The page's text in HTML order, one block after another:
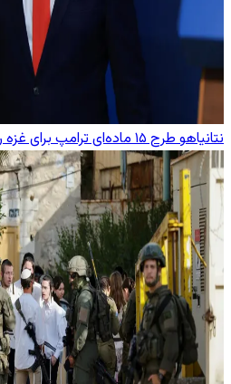
نتانیاهو طرح ۱۵ ماده‌ای ترامپ برای غزه را رد کرد